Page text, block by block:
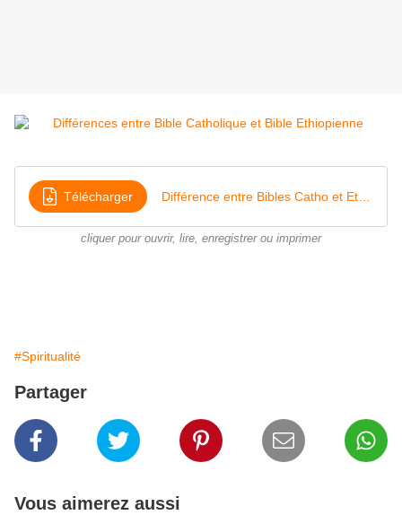
Télécharger
cliquer pour ouvrir, lire, enregistrer ou imprimer
#Spiritualité
Partager
Vous aimerez aussi